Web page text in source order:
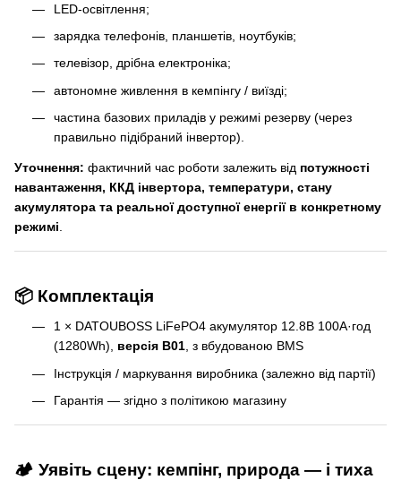
LED-освітлення;
зарядка телефонів, планшетів, ноутбуків;
телевізор, дрібна електроніка;
автономне живлення в кемпінгу / виїзді;
частина базових приладів у режимі резерву (через
правильно підібраний інвертор).
Уточнення: фактичний час роботи залежить від потужності
навантаження, ККД інвертора, температури, стану
акумулятора та реальної доступної енергії в конкретному
режимі
📦 Комплектація
1 × DATOUBOSS LiFePO4 акумулятор 12.8В 100А·год
(1280Wh), версія B01 , з вбудованою BMS
Інструкція / маркування виробника (залежно від партії)
Гарантія — згідно з політикою магазину
🏕️ Уявіть сцену: кемпінг, природа — і тиха